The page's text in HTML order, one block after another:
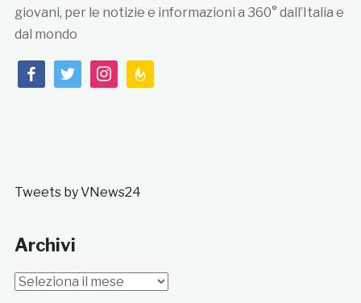
giovani, per le notizie e informazioni a 360° dall’Italia e
dal mondo
facebooktwitterinstagramfeedburner
Tweets by VNews24
Archivi
Archivi